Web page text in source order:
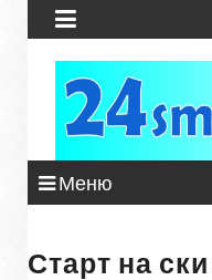

Меню
Старт на